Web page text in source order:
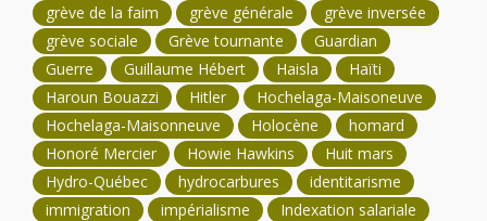
grève de la faim
grève générale
grève inversée
grève sociale
Grève tournante
Guardian
Guerre
Guillaume Hébert Haisla
Haïti
Haroun Bouazzi
Hitler
Hochelaga-Maisoneuve
Hochelaga-Maisonneuve
Holocène
homard
Honoré Mercier
Howie Hawkins
Huit mars
Hydro-Québec
hydrocarbures
identitarisme
immigration
impérialisme
Indexation salariale